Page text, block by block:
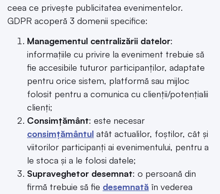
ceea ce privește publicitatea evenimentelor.
GDPR acoperă 3 domenii specifice:
Managementul centralizării datelor:
informațiile cu privire la eveniment trebuie să
fie accesibile tuturor participanților, adaptate
pentru orice sistem, platformă sau mijloc
folosit pentru a comunica cu clienții/potențialii
clienți;
Consimțământ: este necesar
consimțământul atât actualilor, foștilor, cât și
viitorilor participanți ai evenimentului, pentru a
le stoca și a le folosi datele;
Supraveghetor desemnat: o persoană din
firmă trebuie să fie desemnată în vederea